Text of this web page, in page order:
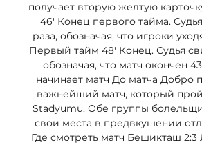
получает вторую желтую
46' Конец первого тайма.
раза, обозначая, что игроки
Первый тайм 48' Конец. Судья
обозначая, что матч окончен
начинает матч До матча Добро
важнейший матч, который
Stadyumu. Обе группы
свои места в предвкушении
Где смотреть матч Бешикташ 2:3